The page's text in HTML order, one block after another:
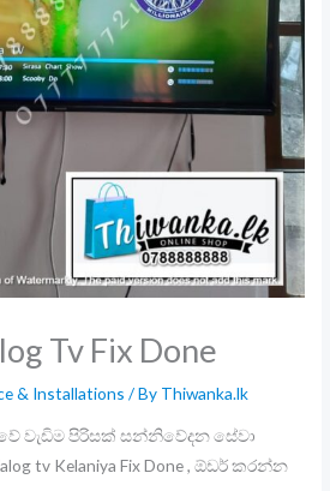
Tv Fix Done
& Installations / By Thiwanka.lk
වැඩිම පිරිසක් සන්නිවේදන සේවා
tv Kelaniya Fix Done , ඕඩර් කරන්න